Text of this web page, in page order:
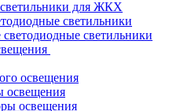
для ЖКХ
светильники
светильники
освещения
освещения
освещения